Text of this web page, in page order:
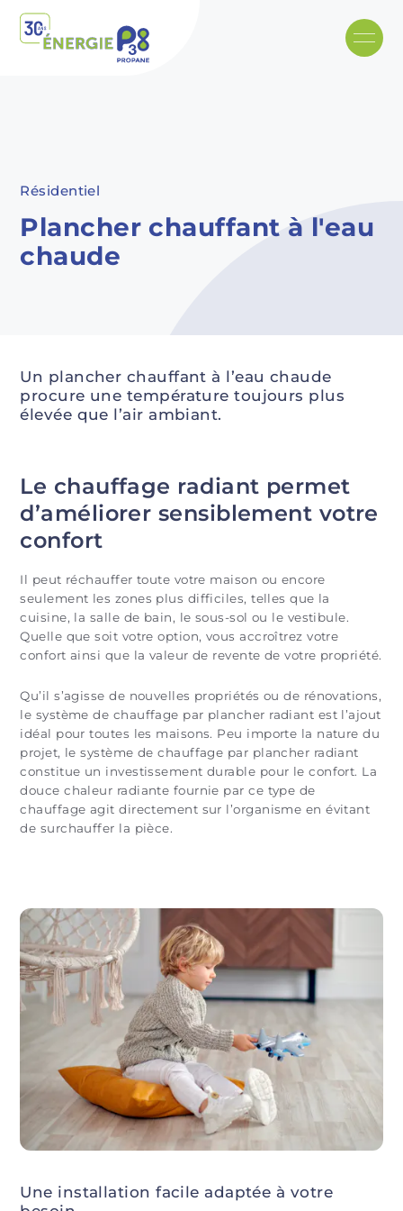
Skip to main content
Résidentiel
Plancher chauffant à l'eau
chaude
Un plancher chauffant à l’eau chaude
procure une température toujours plus
élevée que l’air ambiant.
Le chauffage radiant permet
d’améliorer sensiblement votre
confort
Il peut réchauffer toute votre maison ou encore
seulement les zones plus difficiles, telles que la
cuisine, la salle de bain, le sous-sol ou le vestibule.
Quelle que soit votre option, vous accroîtrez votre
confort ainsi que la valeur de revente de votre propriété.
Qu’il s’agisse de nouvelles propriétés ou de rénovations,
le système de chauffage par plancher radiant est l’ajout
idéal pour toutes les maisons. Peu importe la nature du
projet, le système de chauffage par plancher radiant
constitue un investissement durable pour le confort. La
douce chaleur radiante fournie par ce type de
chauffage agit directement sur l’organisme en évitant
de surchauffer la pièce.
Une installation facile adaptée à votre